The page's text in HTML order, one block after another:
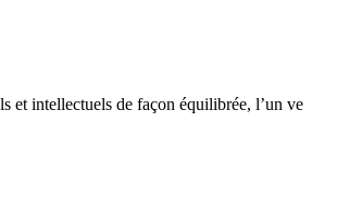
et intellectuels de façon équilibrée, l’un ve